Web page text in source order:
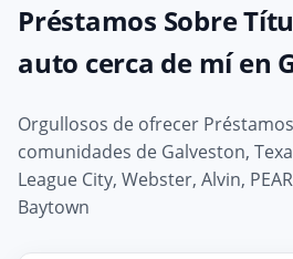
Préstamos Sobre
auto cerca de mí en
Orgullosos de ofrecer
comunidades de Galveston,
League City, Webster, Alvin,
Baytown